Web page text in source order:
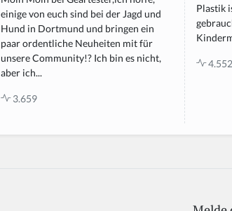
einige von euch sind bei der Jagd und
Hund in Dortmund und bringen ein
paar ordentliche Neuheiten mit für
unsere Community!? Ich bin es nicht,
aber ich...
3.659
Plastik
4.552